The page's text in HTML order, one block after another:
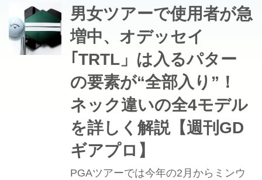
男女ツアーで使用者が急
増中、オデッセイ
｢TRTL」は入るパター
の要素が“全部入り”！
ネック違いの全4モデル
を詳しく解説【週刊GD
ギアプロ】
PGAツアーでは今年の2月からミンウ